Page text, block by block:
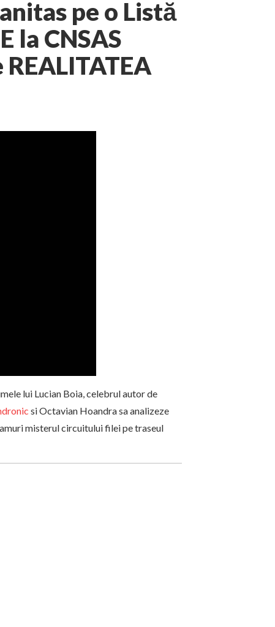
pe o Listă
la CNSAS
lui Lucian Boia, celebrul autor de
si Octavian Hoandra sa analizeze
misterul circuitului filei pe traseul